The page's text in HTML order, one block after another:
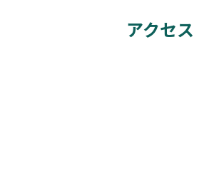
アクセス